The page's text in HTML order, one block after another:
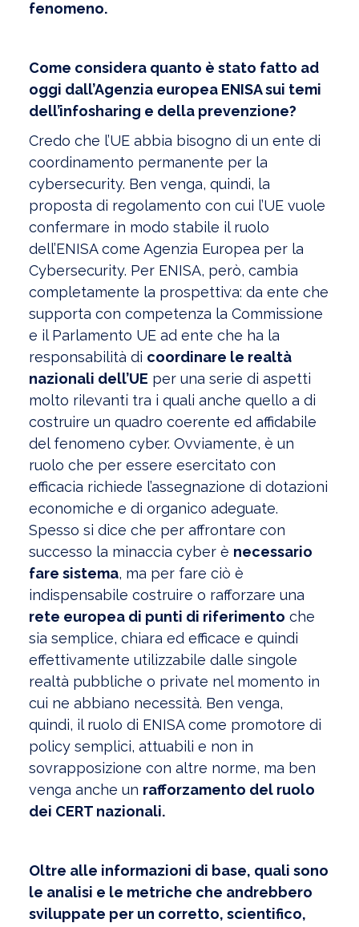
fenomeno.
Come considera quanto è stato fatto ad
oggi dall’Agenzia europea ENISA sui temi
dell’infosharing e della prevenzione?
Credo che l’UE abbia bisogno di un ente di
coordinamento permanente per la
cybersecurity. Ben venga, quindi, la
proposta di regolamento con cui l’UE vuole
confermare in modo stabile il ruolo
dell’ENISA come Agenzia Europea per la
Cybersecurity. Per ENISA, però, cambia
completamente la prospettiva: da ente che
supporta con competenza la Commissione
e il Parlamento UE ad ente che ha la
responsabilità di coordinare le realtà
nazionali dell’UE per una serie di aspetti
molto rilevanti tra i quali anche quello a di
costruire un quadro coerente ed affidabile
del fenomeno cyber. Ovviamente, è un
ruolo che per essere esercitato con
efficacia richiede l’assegnazione di dotazioni
economiche e di organico adeguate.
Spesso si dice che per affrontare con
successo la minaccia cyber è necessario
fare sistema, ma per fare ciò è
indispensabile costruire o rafforzare una
rete europea di punti di riferimento che
sia semplice, chiara ed efficace e quindi
effettivamente utilizzabile dalle singole
realtà pubbliche o private nel momento in
cui ne abbiano necessità. Ben venga,
quindi, il ruolo di ENISA come promotore di
policy semplici, attuabili e non in
sovrapposizione con altre norme, ma ben
venga anche un rafforzamento del ruolo
dei CERT nazionali.
Oltre alle informazioni di base, quali sono
le analisi e le metriche che andrebbero
sviluppate per un corretto, scientifico,